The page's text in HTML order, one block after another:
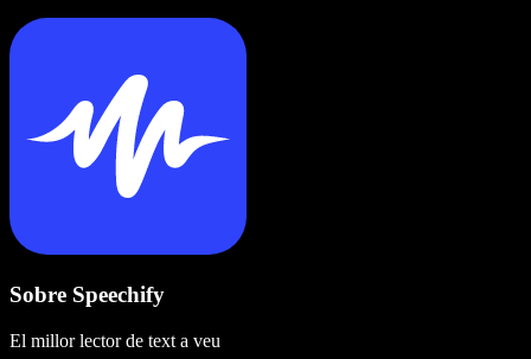
Sobre Speechify
El millor lector de text a veu